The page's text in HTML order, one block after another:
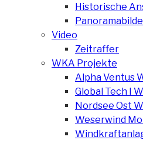
Historische
Video
Zeitraffer
WKA Projekte
Alpha Ventus
Global Tech I
Nordsee Ost
Weserwind